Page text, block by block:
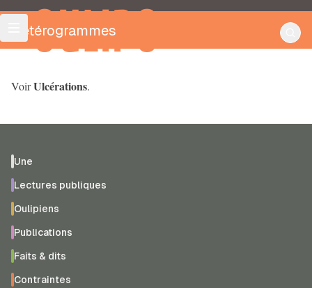
OULIPO
Hétérogrammes
VoirUlcérations.
Une
Lectures publiques
Oulipiens
Publications
Faits & dits
Contraintes